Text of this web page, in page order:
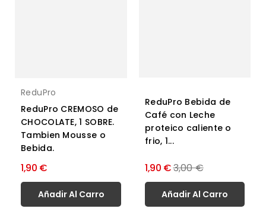
ReduPro
ReduPro CREMOSO de
CHOCOLATE, 1 SOBRE.
Tambien Mousse o
Bebida.
1,90 €
Añadir Al Carro
ReduPro Bebida de
Café con Leche
proteico caliente o
frio, 1...
1,90 €Precio
normal
3,00 €
Añadir Al Carro